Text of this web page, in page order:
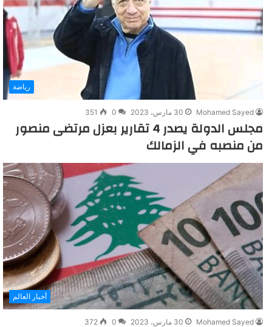
رياضة
Mohamed Sayed 30 مارس، 2023 0
351
مجلس الدولة يصدر 4 تقارير بعزل مرتضى منصور
من منصبه في الزمالك
أخبار العالم
Mohamed Sayed 30 مارس، 2023 0
372